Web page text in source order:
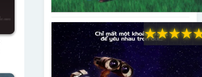
★
★
★
★